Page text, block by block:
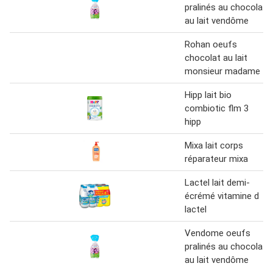
pralinés au chocolat
au lait vendôme
Rohan oeufs
chocolat au lait
monsieur madame
Hipp lait bio
combiotic flm 3
hipp
Mixa lait corps
réparateur mixa
Lactel lait demi-
écrémé vitamine d
lactel
Vendome oeufs
pralinés au chocolat
au lait vendôme